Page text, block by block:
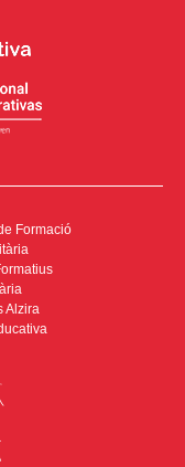
Formació
Alzira